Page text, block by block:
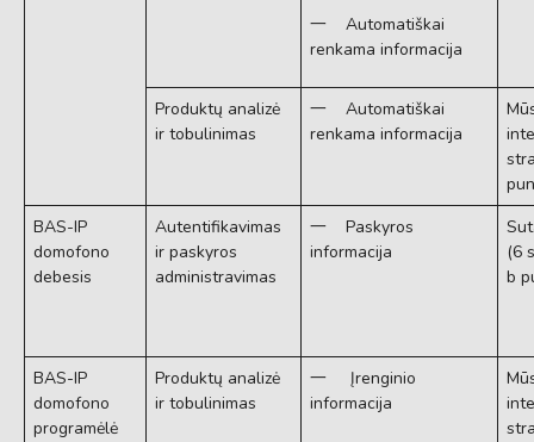
一 Automatiškai
renkama informacija
Produktų analizė
ir tobulinimas
一 Automatiškai
renkama informacija
BAS-IP
domofono
debesis
Autentifikavimas
ir paskyros
administravimas
一 Paskyros
informacija
(6
b
BAS-IP
domofono
programėlė
Produktų analizė
ir tobulinimas
一 Įrenginio
informacija